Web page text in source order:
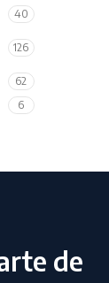
40
126
62
6
de